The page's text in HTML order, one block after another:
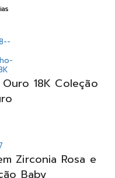
18K Coleção
Zirconia Rosa e
Baby